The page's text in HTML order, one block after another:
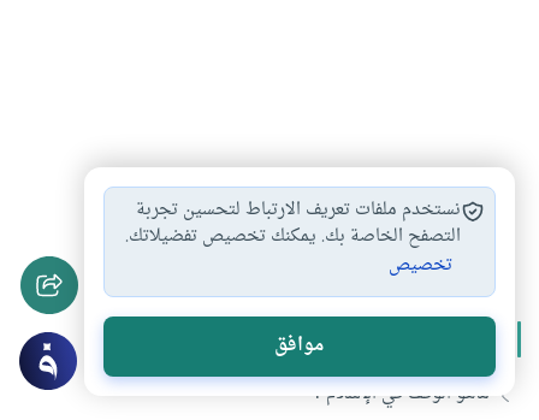
الحضارة الإسلامية كتاب # الأوقاف الإسلامية
تاريخ الأوقاف
المزيد من سلسلةالوقف والأوقاف
ماهو الوقف في الإسلام ؟
نستخدم ملفات تعريف الارتباط لتحسين تجربة
التصفح الخاصة بك. يمكنك تخصيص تفضيلاتك.
تخصيص
موافق